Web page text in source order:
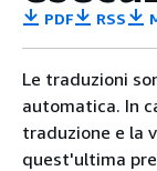
PDF RSS
Le traduzioni
automatica. In
traduzione e la
quest'ultima